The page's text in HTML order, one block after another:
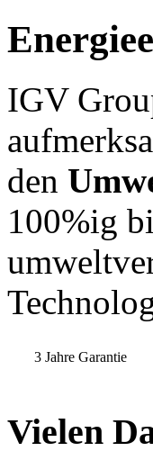
IGV
den
100%ig
3 Jahre Garantie
Vielen